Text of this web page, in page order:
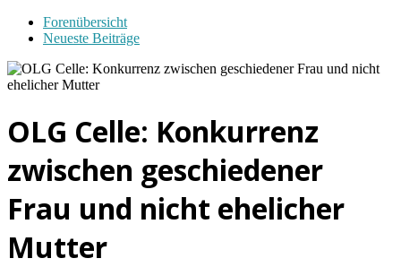
Forenübersicht
Neueste Beiträge
OLG Celle: Konkurrenz
zwischen geschiedener
Frau und nicht ehelicher
Mutter